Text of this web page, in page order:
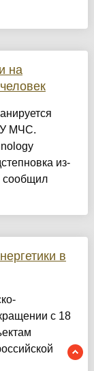
на
МЧС.
из-
сообщил
в
с 18